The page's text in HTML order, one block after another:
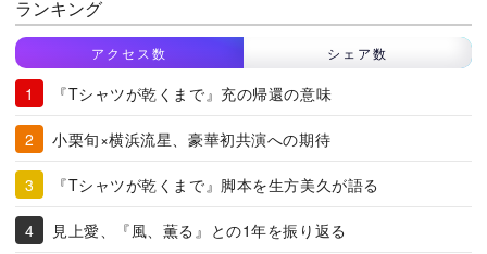
ランキング
アクセス数 シェア数
『Tシャツが乾くまで』充の帰還の意味
小栗旬×横浜流星、豪華初共演への期待
『Tシャツが乾くまで』脚本を生方美久が語る
見上愛、『風、薫る』との1年を振り返る